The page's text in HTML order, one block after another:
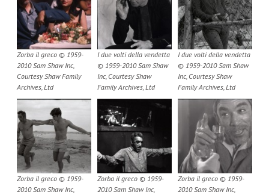
Zorba il greco © 1959-
2010 Sam Shaw Inc,
Courtesy Shaw Family
Archives, Ltd
I due volti della vendetta
© 1959-2010 Sam Shaw
Inc, Courtesy Shaw
Family Archives, Ltd
I due volti della vendetta
© 1959-2010 Sam Shaw
Inc, Courtesy Shaw
Family Archives, Ltd
Zorba il greco © 1959-
2010 Sam Shaw Inc,
Zorba il greco © 1959-
2010 Sam Shaw Inc,
Zorba il greco © 1959-
2010 Sam Shaw Inc,